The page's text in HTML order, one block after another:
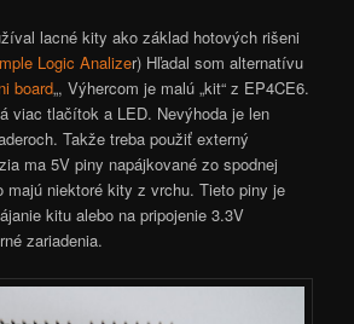
lacné kity ako základ hotových rišeni
Logic Analizer) Hľadal som alternatívu
board„, Výhercom je malú „kit“ z EP4CE6.
viac tlačítok a LED. Nevýhoda je len
Takže treba použiť externý
ma 5V piny napájkované zo spodnej
majú niektoré kity z vrchu. Tieto piny je
kitu alebo na pripojenie 3.3V
zariadenia.